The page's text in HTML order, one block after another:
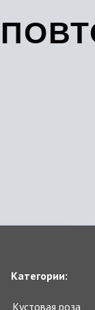
Кустовая роза
Категории: